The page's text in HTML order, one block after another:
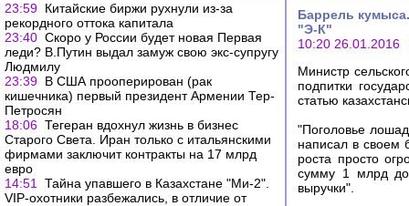
23:59 Китайские биржи рухнули из-за
рекордного оттока капитала
23:40 Скоро у России будет новая Первая
леди? В.Путин выдал замуж свою экс-супругу
Людмилу
23:39 В США прооперирован (рак
кишечника) первый президент Армении Тер-
Петросян
18:06 Тегеран вдохнул жизнь в бизнес
Старого Света. Иран только с итальянскими
фирмами заключит контракты на 17 млрд
евро
14:51
Тайна упавшего в Казахстане "Ми-2".
VIP-охотники разбежались, в отличие от
Баррель
"Э-К"
10:20 26.01.2016
Министр
подпитки
статью
"Поголовье
написал в своем
роста просто
сумму 1 млрд
выручки".